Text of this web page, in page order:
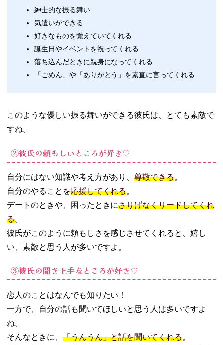
− ④彼氏の
声が好き♡
− ⑤彼氏の
手が好き♡
03. 「あなたの○○
が好き♡」彼氏
に好きなところ
トに言葉で
伝える
伝える
ところ100」
に書いてプ
レゼントす
集して送る
− 替え歌を
歌う
ところ当て
ゲーム」で
04. 「俺のどんな
紳士的な振る舞い
気遣いができる
好きなものを覚えていてくれる
誕生日やイベントを祝ってくれる
落ち込んだときに親身になってくれる
「ごめん」や「ありがとう」を素直に言ってくれる
このような優しい振る舞いができる彼氏は、とても素敵で
すね。
②彼氏の頼もしいところが好き♡
自分にはない知識や考え方があり、 尊敬できる。
自分のやることを応援してくれる。
デートのときや、困ったときにさりげなくリードしてくれ
る。
彼氏がこのように頼もしさを感じさせてくれると、嬉し
い、素敵と思う人が多いですよ。
③彼氏の聞き上手なところが好き♡
恋人のことはなんでも知りたい！
一方で、自分の話も聞いてほしいと思う人は多いですよ
ね。
そんなときに、 「うんうん」と話を聞いてくれる。